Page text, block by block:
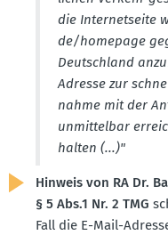
die Inter­net­seite
de/​homepage
Deutschland
Adresse zur
nahme mit der
unmit­telbar
halten (...)"
Hinweis von RA Dr.
§ 5 Abs.1 Nr. 2 TMG
Fall die E-Mail-